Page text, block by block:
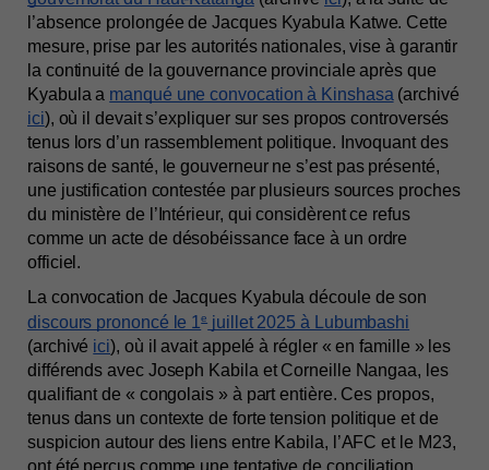
l’absence prolongée de Jacques Kyabula Katwe. Cette
mesure, prise par les autorités nationales, vise à garantir
la continuité de la gouvernance provinciale après que
Kyabula a manqué une convocation à Kinshasa
ici), où il devait s’expliquer sur ses propos controversés
tenus lors d’un rassemblement politique. Invoquant des
raisons de santé, le gouverneur ne s’est pas présenté,
une justification contestée par plusieurs sources proches
du ministère de l’Intérieur, qui considèrent ce refus
comme un acte de désobéissance face à un ordre
officiel.
discours prononcé le 1e juillet 2025 à Lubumbashi
(archivé ici), où il avait appelé à régler « en famille » les
différends avec Joseph Kabila et Corneille Nangaa, les
qualifiant de « congolais » à part entière. Ces propos,
tenus dans un contexte de forte tension politique et de
suspicion autour des liens entre Kabila, l’AFC et le M23,
ont été perçus comme une tentative de conciliation